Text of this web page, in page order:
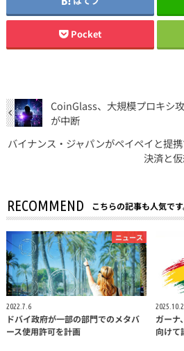
Pocket
CoinGlass、大規模プロキシ
が中断
バイナンス・ジャパンがペイペイと提
決済と
RECOMMEND こちらの記事も人気です
ニュース
2022.7.6
ドバイ政府が一部の部門でのメタバ
ース使用許可を計画
ガーナ
向けて